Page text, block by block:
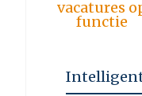
vacatures
functie